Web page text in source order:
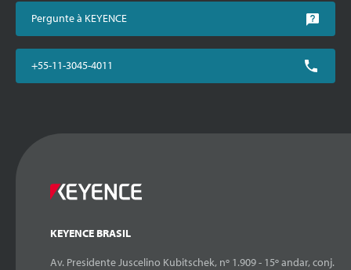
Pergunte à KEYENCE
+55-11-3045-4011
KEYENCE BRASIL
Av. Presidente Juscelino Kubitschek, nº 1.909 - 15º andar, conj.